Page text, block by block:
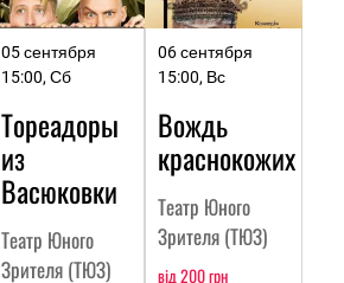
05 сентября
15:00, Сб
Тореадоры
из
Васюковки
Театр Юного
Зрителя (ТЮЗ)
06 сентября
15:00, Вс
Вождь
краснокожих
Театр Юного
Зрителя (ТЮЗ)
від 200 грн